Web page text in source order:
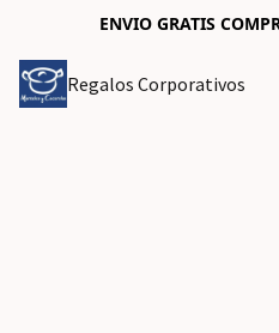
ENVIO GRATIS
Regalos Corporativos